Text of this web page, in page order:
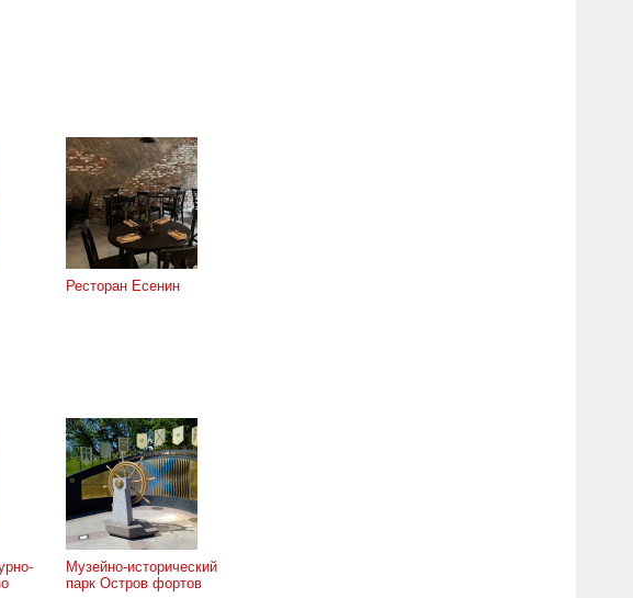
Ресторан Есенин
Музейно-исторический
парк Остров фортов